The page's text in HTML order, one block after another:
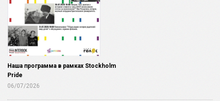
Наша программа в рамках Stockholm
Pride
06/07/2026